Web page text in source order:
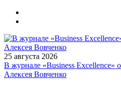
25 августа 2026
В журнале «Business Excellence»
Алексея Вовченко